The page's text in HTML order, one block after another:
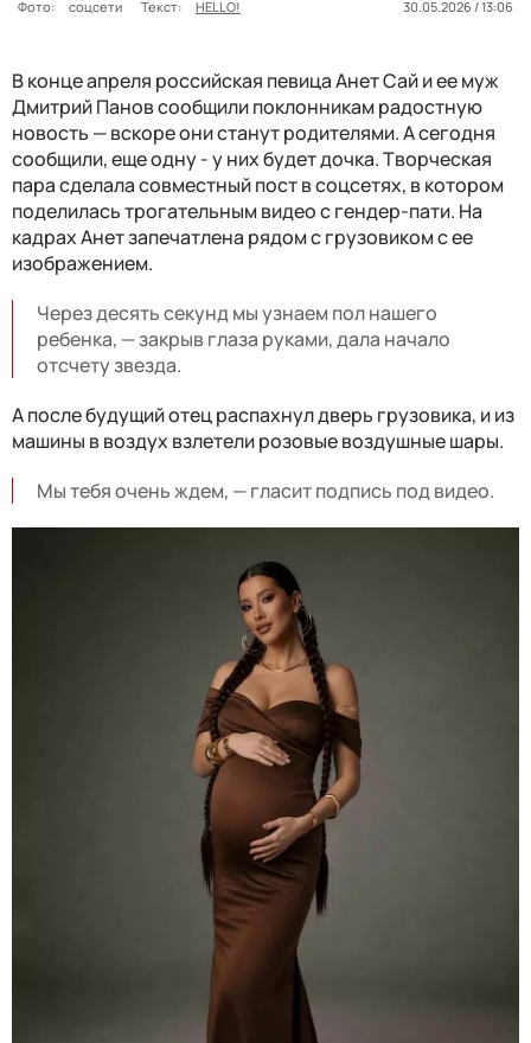
Фото: соцсети Текст: HELLO! 30.05.2026 / 13:06
В конце апреля российская певица Анет Сай и ее муж
Дмитрий Панов сообщили поклонникам радостную
новость — вскоре они станут родителями. А сегодня
сообщили, еще одну - у них будет дочка. Творческая
пара сделала совместный пост в соцсетях, в котором
поделилась трогательным видео с гендер-пати. На
кадрах Анет запечатлена рядом с грузовиком с ее
изображением.
Через десять секунд мы узнаем пол нашего
ребенка, — закрыв глаза руками, дала начало
отсчету звезда.
А после будущий отец распахнул дверь грузовика, и из
машины в воздух взлетели розовые воздушные шары.
Мы тебя очень ждем, — гласит подпись под видео.